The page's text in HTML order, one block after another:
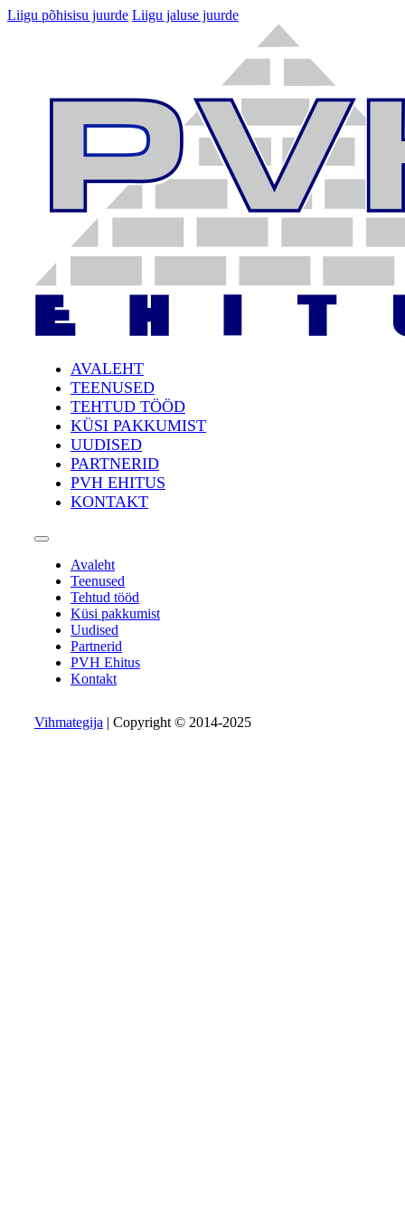
Liigu põhisisu juurde Liigu jaluse juurde
AVALEHT
TEENUSED
TEHTUD TÖÖD
KÜSI PAKKUMIST
UUDISED
PARTNERID
PVH EHITUS
KONTAKT
Avaleht
Teenused
Tehtud tööd
Küsi pakkumist
Uudised
Partnerid
PVH Ehitus
Kontakt
Vihmategija | Copyright © 2014-2025